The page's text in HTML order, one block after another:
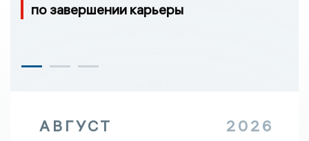
по завершении карьеры
АВГУСТ 2026